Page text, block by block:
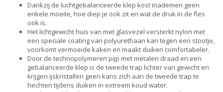
Dankzij de luchtgebalanceerde klep kost inademen geen
enkele moeite, hoe diep je ook zit en wat de druk in de fles
ook is.
Het lichtgewicht huis van met glasvezel versterkt nylon met
een speciale coating van polyurethaan kan tegen een stootje,
voorkomt vermoeide kaken en maakt duiken comfortabeler.
Door de technopolymeren pijp met metalen draad en een
gebalanceerde klep is de tweede trap lichter van gewicht en
krijgen ijskristallen geen kans zich aan de tweede trap te
hechten tijdens duiken in extreem koud water.